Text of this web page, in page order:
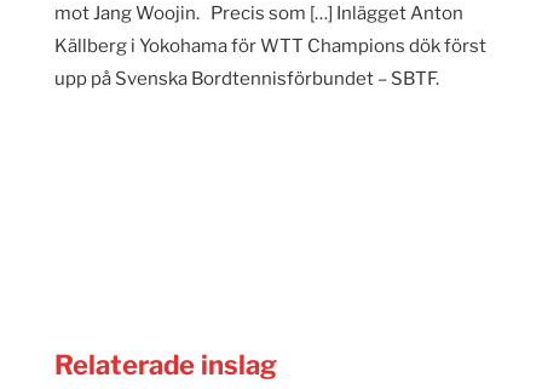
mot Jang Woojin. Precis som […] Inlägget Anton
Källberg i Yokohama för WTT Champions dök först
upp på Svenska Bordtennisförbundet – SBTF.
Relaterade inslag